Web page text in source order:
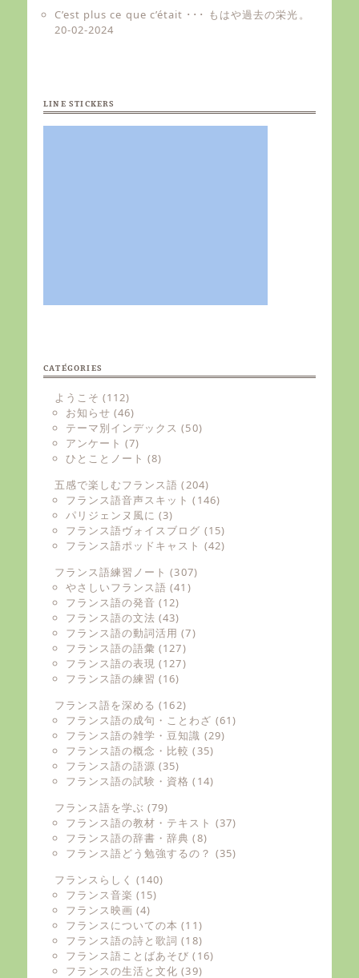
C’est plus ce que c’était ･･･ もはや過去の栄光。
20-02-2024
LINE STICKERS
CATÉGORIES
ようこそ (112)
お知らせ (46)
テーマ別インデックス (50)
アンケート (7)
ひとことノート (8)
五感で楽しむフランス語 (204)
フランス語音声スキット (146)
パリジェンヌ風に (3)
フランス語ヴォイスブログ (15)
フランス語ポッドキャスト (42)
フランス語練習ノート (307)
やさしいフランス語 (41)
フランス語の発音 (12)
フランス語の文法 (43)
フランス語の動詞活用 (7)
フランス語の語彙 (127)
フランス語の表現 (127)
フランス語の練習 (16)
フランス語を深める (162)
フランス語の成句・ことわざ (61)
フランス語の雑学・豆知識 (29)
フランス語の概念・比較 (35)
フランス語の語源 (35)
フランス語の試験・資格 (14)
フランス語を学ぶ (79)
フランス語の教材・テキスト (37)
フランス語の辞書・辞典 (8)
フランス語どう勉強するの？ (35)
フランスらしく (140)
フランス音楽 (15)
フランス映画 (4)
フランスについての本 (11)
フランス語の詩と歌詞 (18)
フランス語ことばあそび (16)
フランスの生活と文化 (39)